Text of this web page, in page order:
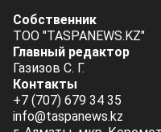
Собственник
ТОО "TASPANEWS.KZ"
Главный редактор
Газизов С. Г.
Контакты
+7 (707) 679 34 35
info@taspanews.kz